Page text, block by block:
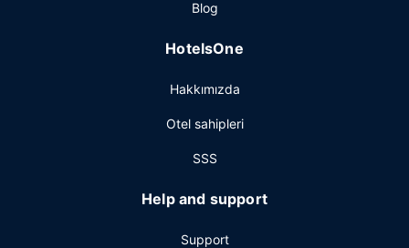
Blog
HotelsOne
Hakkımızda
Otel sahipleri
SSS
Help and support
Support